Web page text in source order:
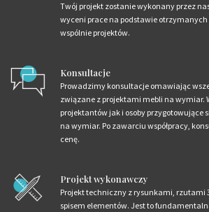
Twój projekt zostanie wykonany przez
wyceni prace na podstawie
wspólnie projektów.
Konsultacje
Prowadzimy konsultacje omawiając
związane z projektami mebli na wymiar.
projektantów jak i osoby przygotowujące
na wymiar. Po zawarciu współpracy,
cenę.
Projekt wykonawczy
Projekt techniczny z rysunkami, rzutami
spisem elementów. Jest to